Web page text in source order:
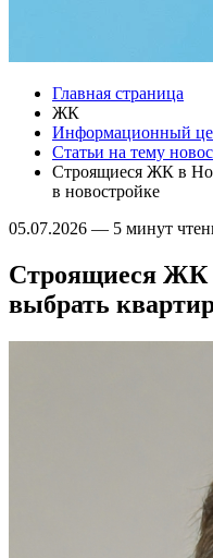
Главная страница
ЖК
Информационный
Статьи на тему
Строящиеся ЖК в
в новостройке
05.07.2026 — 5 минут
Строящиеся ЖК
выбрать